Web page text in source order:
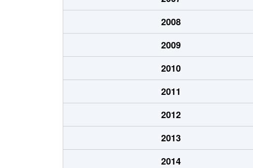
検見川町
1,500万円 検見川
検見川町
430万円 新検見川
検見川町
11,000万円 新検見川
検見川町
3,200万円 新検見川
検見川町
4,100万円 新検見川
検見川町
5,100万円 新検見川
検見川町
4,200万円 新検見川
2008
2009
2010
2011
2012
2013
2014